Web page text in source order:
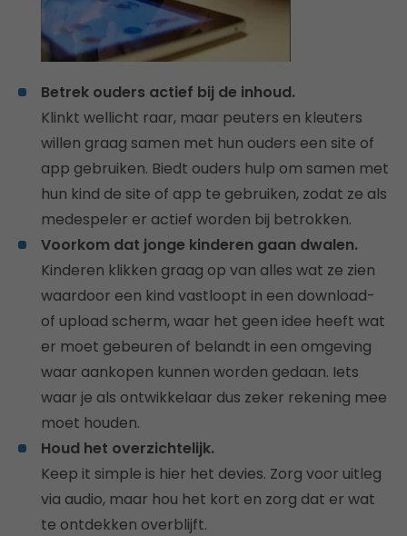
Betrek ouders actief bij de inhoud.
Klinkt wellicht raar, maar peuters en kleuters
willen graag samen met hun ouders een site of
app gebruiken. Biedt ouders hulp om samen met
hun kind de site of app te gebruiken, zodat ze als
medespeler er actief worden bij betrokken.
Voorkom dat jonge kinderen gaan dwalen.
Kinderen klikken graag op van alles wat ze zien
waardoor een kind vastloopt in een download-
of upload scherm, waar het geen idee heeft wat
er moet gebeuren of belandt in een omgeving
waar aankopen kunnen worden gedaan. Iets
waar je als ontwikkelaar dus zeker rekening mee
moet houden.
Houd het overzichtelijk.
Keep it simple is hier het devies. Zorg voor uitleg
via audio, maar hou het kort en zorg dat er wat
te ontdekken overblijft.